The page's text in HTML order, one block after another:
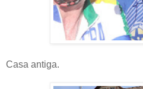
Casa antiga.